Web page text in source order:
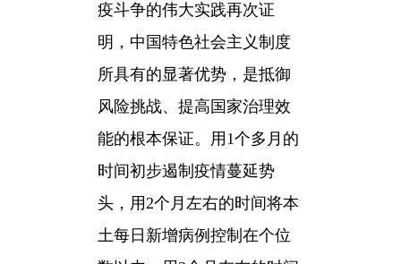
疫斗争的伟大实践再次证
明，中国特色社会主义制度
所具有的显著优势，是抵御
风险挑战、提高国家治理效
能的根本保证。用1个多月的
时间初步遏制疫情蔓延势
头，用2个月左右的时间将本
土每日新增病例控制在个位